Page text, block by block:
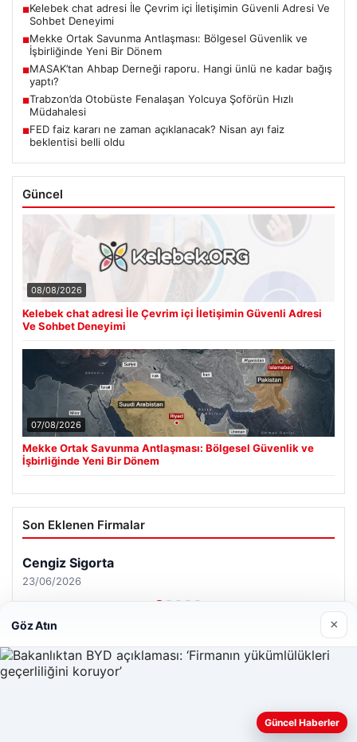
■Kelebek chat adresi İle Çevrim içi İletişimin Güvenli Adresi Ve
Sohbet Deneyimi
■Mekke Ortak Savunma Antlaşması: Bölgesel Güvenlik ve
İşbirliğinde Yeni Bir Dönem
■MASAK’tan Ahbap Derneği raporu. Hangi ünlü ne kadar bağış
yaptı?
■Trabzon’da Otobüste Fenalaşan Yolcuya Şoförün Hızlı
Müdahalesi
■FED faiz kararı ne zaman açıklanacak? Nisan ayı faiz
beklentisi belli oldu
Güncel
08/08/2026
Kelebek chat adresi İle Çevrim içi İletişimin Güvenli Adresi
Ve Sohbet Deneyimi
07/08/2026
Mekke Ortak Savunma Antlaşması: Bölgesel Güvenlik ve
İşbirliğinde Yeni Bir Dönem
Son Eklenen Firmalar
Cengiz Sigorta
23/06/2026
Web sitemizi nasıl kullandığınızı daha iyi anlayabilmek,
Göz Atın ×
Güncel Haberler
lemagrup.com.tr